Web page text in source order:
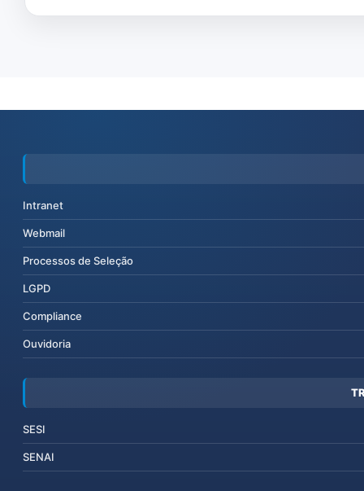
Intranet
Webmail
Processos de Seleção
LGPD
Compliance
Ouvidoria
SESI
SENAI